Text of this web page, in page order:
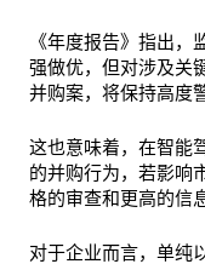
《年度报告》指出
强做优，但对涉及关
并购案，将保持高度
这也意味着，在智能
的并购行为，若影响
格的审查和更高的信
对于企业而言，单纯